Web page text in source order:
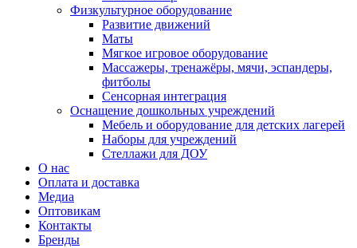
Физкультурное оборудование
Развитие движений
Маты
Мягкое игровое оборудование
Массажеры, тренажёры, мячи, эспандеры,
фитболы
Сенсорная интеграция
Оснащение дошкольных учреждений
Мебель и оборудование для детских лагерей
Наборы для учреждений
Стеллажи для ДОУ
О нас
Оплата и доставка
Медиа
Оптовикам
Контакты
Бренды